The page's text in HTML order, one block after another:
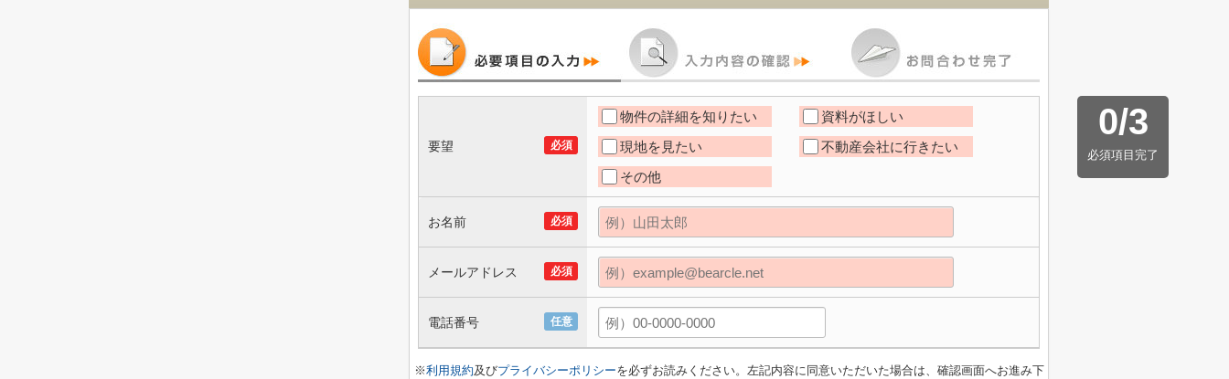
0/3
必須項目完了
必須
要望
物件の詳細を知りたい
資料がほしい
現地を見たい
不動産会社に行きたい
その他
必須
お名前
必須
メールアドレス
任意
電話番号
※利用規約及びプライバシーポリシーを必ずお読みください。左記内容に同意いただいた場合は、確認画面へお進み下